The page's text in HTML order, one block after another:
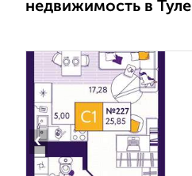
недвижимость в Туле
‹